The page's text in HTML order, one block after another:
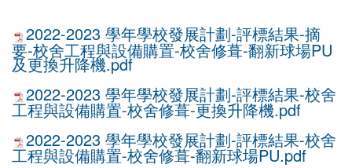
2022-2023 學年學校發展計劃-評標結果-摘
要-校舍工程與設備購置-校舍修葺-翻新球場PU
及更換升降機.pdf
2022-2023 學年學校發展計劃-評標結果-校舍
工程與設備購置-校舍修葺-更換升降機.pdf
2022-2023 學年學校發展計劃-評標結果-校舍
工程與設備購置-校舍修葺-翻新球場PU.pdf